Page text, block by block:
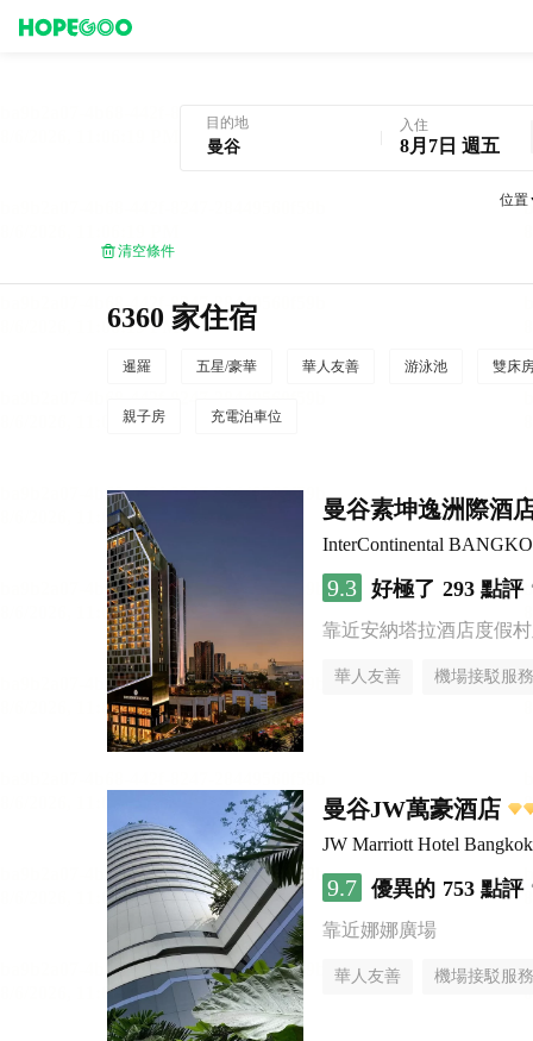
目的地 入住
8月7日 週五
位置
清空條件
6360 家住宿
暹羅 五星/豪華 華人友善 游泳池 雙床
親子房 充電泊車位
曼谷素坤逸洲際酒
InterContinental
9.3 好極了 293 點評
靠近安納塔拉酒店度假
華人友善 機場接駁服務
曼谷JW萬豪酒店
JW Marriott Hotel Bangkok
9.7 優異的 753 點評
靠近娜娜廣場
華人友善 機場接駁服務